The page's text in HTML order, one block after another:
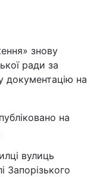
знову
ради за
документацію на
на
вулиць
Запорізького